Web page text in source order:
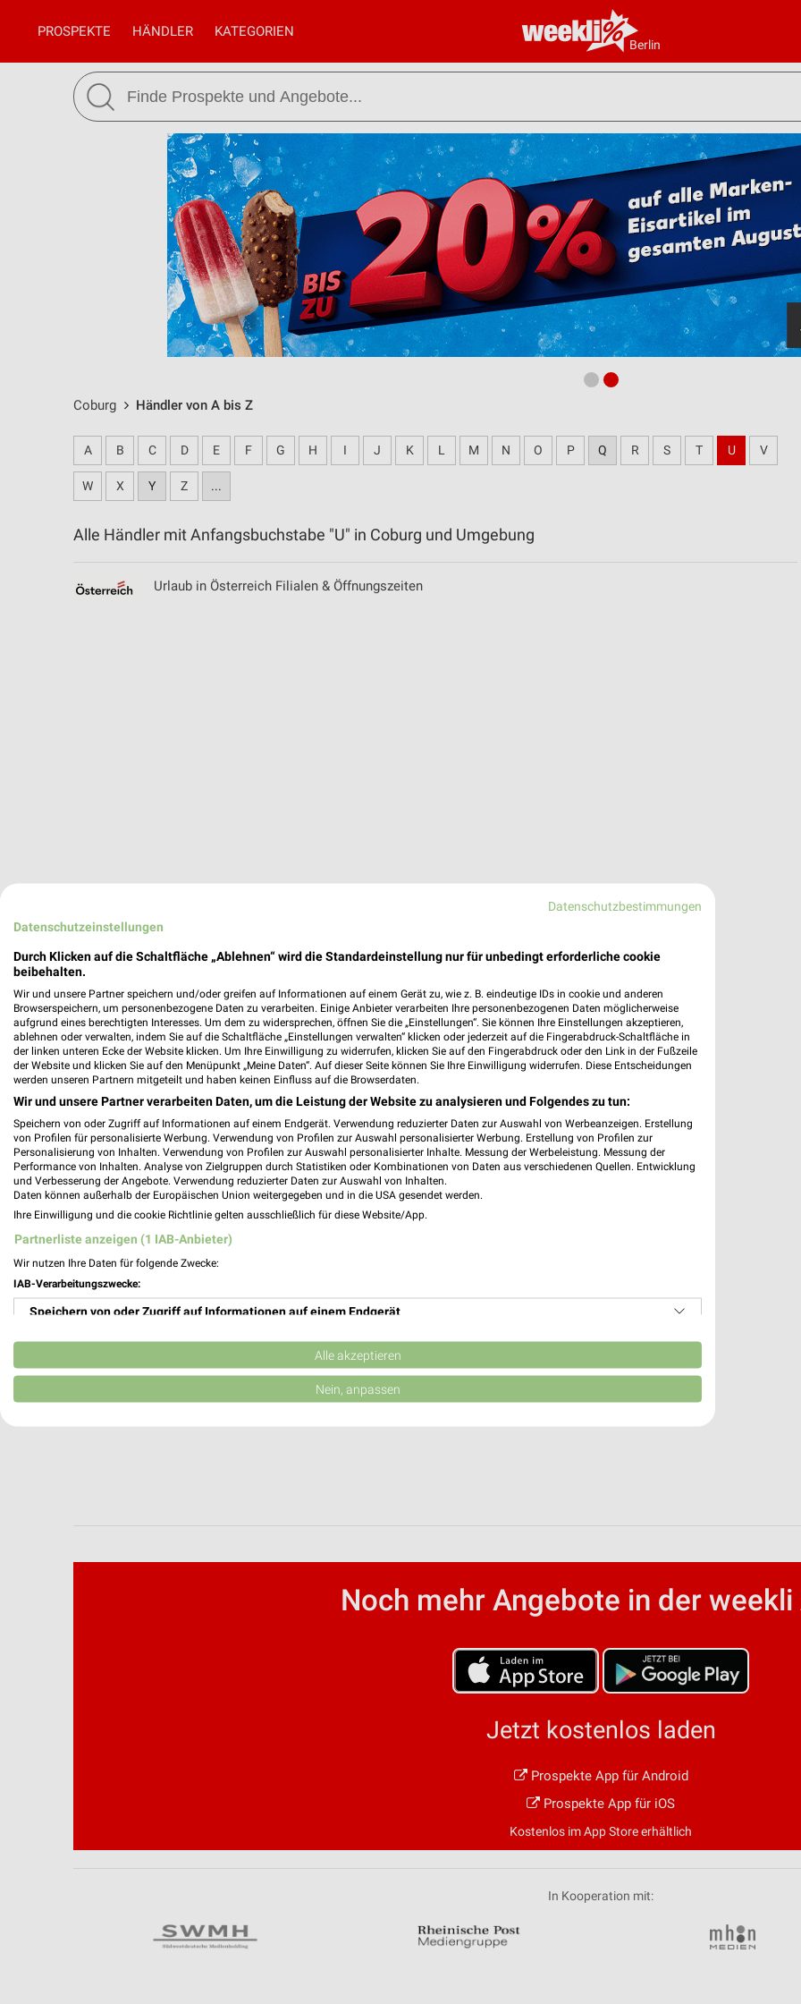
Berlin
PROSPEKTE HÄNDLER KATEGORIEN
Coburg Händler von A bis Z
A B C D E F G H I J K L M N O P Q R S T U V
W X Y Z ...
Alle Händler mit Anfangsbuchstabe "U" in Coburg und Umgebung
Urlaub in Österreich Filialen & Öffnungszeiten
Noch mehr Angebote in der weekli
Jetzt kostenlos laden
Prospekte App für Android
Prospekte App für iOS
Kostenlos im App Store erhältlich
In Kooperation mit:
Datenschutzbestimmungen
Datenschutzeinstellungen
Durch Klicken auf die Schaltfläche „Ablehnen“ wird die Standardeinstellung nur für unbedingt erforderliche cookie
beibehalten.
Wir und unsere Partner speichern und/oder greifen auf Informationen auf einem Gerät zu, wie z. B. eindeutige IDs in cookie und anderen
Browserspeichern, um personenbezogene Daten zu verarbeiten. Einige Anbieter verarbeiten Ihre personenbezogenen Daten möglicherweise
aufgrund eines berechtigten Interesses. Um dem zu widersprechen, öffnen Sie die „Einstellungen“. Sie können Ihre Einstellungen akzeptieren,
ablehnen oder verwalten, indem Sie auf die Schaltfläche „Einstellungen verwalten“ klicken oder jederzeit auf die Fingerabdruck-Schaltfläche in
der linken unteren Ecke der Website klicken. Um Ihre Einwilligung zu widerrufen, klicken Sie auf den Fingerabdruck oder den Link in der Fußzeile
der Website und klicken Sie auf den Menüpunkt „Meine Daten“. Auf dieser Seite können Sie Ihre Einwilligung widerrufen. Diese Entscheidungen
werden unseren Partnern mitgeteilt und haben keinen Einfluss auf die Browserdaten.
Wir und unsere Partner verarbeiten Daten, um die Leistung der Website zu analysieren und Folgendes zu tun:
Speichern von oder Zugriff auf Informationen auf einem Endgerät. Verwendung reduzierter Daten zur Auswahl von Werbeanzeigen. Erstellung
von Profilen für personalisierte Werbung. Verwendung von Profilen zur Auswahl personalisierter Werbung. Erstellung von Profilen zur
Personalisierung von Inhalten. Verwendung von Profilen zur Auswahl personalisierter Inhalte. Messung der Werbeleistung. Messung der
Performance von Inhalten. Analyse von Zielgruppen durch Statistiken oder Kombinationen von Daten aus verschiedenen Quellen. Entwicklung
und Verbesserung der Angebote. Verwendung reduzierter Daten zur Auswahl von Inhalten.
Daten können außerhalb der Europäischen Union weitergegeben und in die USA gesendet werden.
Ihre Einwilligung und die cookie Richtlinie gelten ausschließlich für diese Website/App.
Partnerliste anzeigen (1 IAB-Anbieter)
Wir nutzen Ihre Daten für folgende Zwecke:
IAB-Verarbeitungszwecke:
Speichern von oder Zugriff auf Informationen auf einem Endgerät
Verwendung reduzierter Daten zur Auswahl von Werbeanzeigen
Erstellung von Profilen für personalisierte Werbung
Analyse von Zielgruppen durch Statistiken oder Kombinationen von Daten aus verschiedenen
Alle akzeptieren
Nein, anpassen